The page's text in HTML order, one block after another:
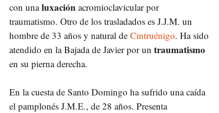
con unaluxación acromioclavicular por
traumatismo. Otro de los trasladados es J.J.M. un
hombre de 33 años y natural de Cintruénigo. Ha sido
atendido en la Bajada de Javier por un traumatismo
en su pierna derecha.
En la cuesta de Santo Domingo ha sufrido una caída
el pamplonés J.M.E., de 28 años. Presenta